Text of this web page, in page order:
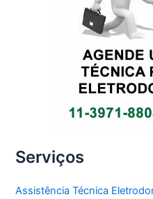
Serviços
Assistência Técnica